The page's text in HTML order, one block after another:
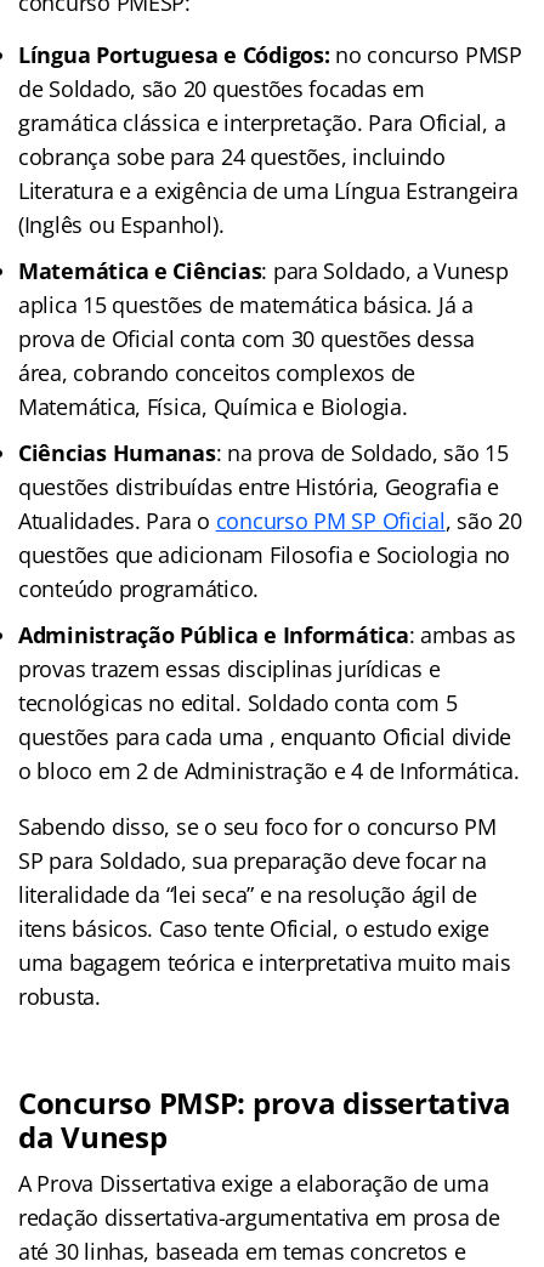
Língua Portuguesa e Códigos: no concurso PMSP
de Soldado, são 20 questões focadas em
gramática clássica e interpretação. Para Oficial, a
cobrança sobe para 24 questões, incluindo
Literatura e a exigência de uma Língua Estrangeira
(Inglês ou Espanhol).
Matemática e Ciências: para Soldado, a Vunesp
aplica 15 questões de matemática básica. Já a
prova de Oficial conta com 30 questões dessa
área, cobrando conceitos complexos de
Matemática, Física, Química e Biologia.
Ciências Humanas: na prova de Soldado, são 15
questões distribuídas entre História, Geografia e
Atualidades. Para o concurso PM SP Oficial, são 20
questões que adicionam Filosofia e Sociologia no
conteúdo programático.
Administração Pública e Informática: ambas as
provas trazem essas disciplinas jurídicas e
tecnológicas no edital. Soldado conta com 5
questões para cada uma , enquanto Oficial divide
o bloco em 2 de Administração e 4 de Informática.
Sabendo disso, se o seu foco for o concurso PM
SP para Soldado, sua preparação deve focar na
literalidade da “lei seca” e na resolução ágil de
itens básicos. Caso tente Oficial, o estudo exige
uma bagagem teórica e interpretativa muito mais
robusta.
Concurso PMSP: prova dissertativa
da Vunesp
A Prova Dissertativa exige a elaboração de uma
redação dissertativa-argumentativa em prosa de
até 30 linhas, baseada em temas concretos e